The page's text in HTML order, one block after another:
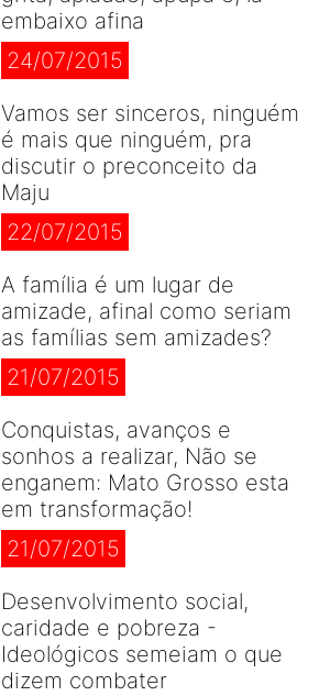
embaixo afina
24/07/2015
Vamos ser sinceros, ninguém
é mais que ninguém, pra
discutir o preconceito da
Maju
22/07/2015
A família é um lugar de
amizade, afinal como seriam
as famílias sem amizades?
21/07/2015
Conquistas, avanços e
sonhos a realizar, Não se
enganem: Mato Grosso esta
em transformação!
21/07/2015
Desenvolvimento social,
caridade e pobreza -
Ideológicos semeiam o que
dizem combater